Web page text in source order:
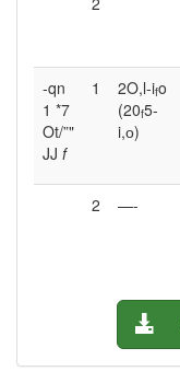
-qn
1 *7
Ot/”"
JJ f
1 2O,l-ifo
(20f5-
i,о)
2 —-